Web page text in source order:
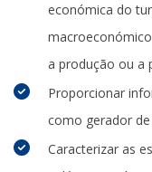
económica do
a produção ou a
Proporcionar
como gerador
Caracterizar as